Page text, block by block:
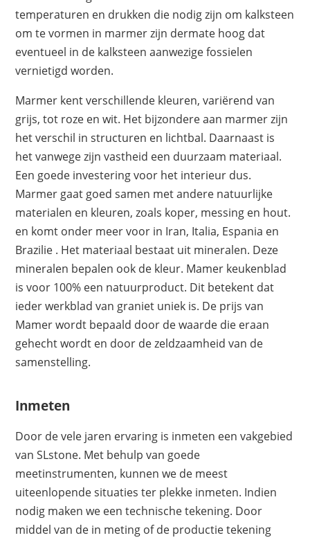
temperaturen en drukken die nodig zijn om kalksteen
om te vormen in marmer zijn dermate hoog dat
eventueel in de kalksteen aanwezige fossielen
vernietigd worden.
Marmer kent verschillende kleuren, variërend van
grijs, tot roze en wit. Het bijzondere aan marmer zijn
het verschil in structuren en lichtbal. Daarnaast is
het vanwege zijn vastheid een duurzaam materiaal.
Een goede investering voor het interieur dus.
Marmer gaat goed samen met andere natuurlijke
materialen en kleuren, zoals koper, messing en hout.
en komt onder meer voor in Iran, Italia, Espania en
Brazilie . Het materiaal bestaat uit mineralen. Deze
mineralen bepalen ook de kleur. Mamer keukenblad
is voor 100% een natuurproduct. Dit betekent dat
ieder werkblad van graniet uniek is. De prijs van
Mamer wordt bepaald door de waarde die eraan
gehecht wordt en door de zeldzaamheid van de
samenstelling.
Inmeten
Door de vele jaren ervaring is inmeten een vakgebied
van SLstone. Met behulp van goede
meetinstrumenten, kunnen we de meest
uiteenlopende situaties ter plekke inmeten. Indien
nodig maken we een technische tekening. Door
middel van de in meting of de productie tekening